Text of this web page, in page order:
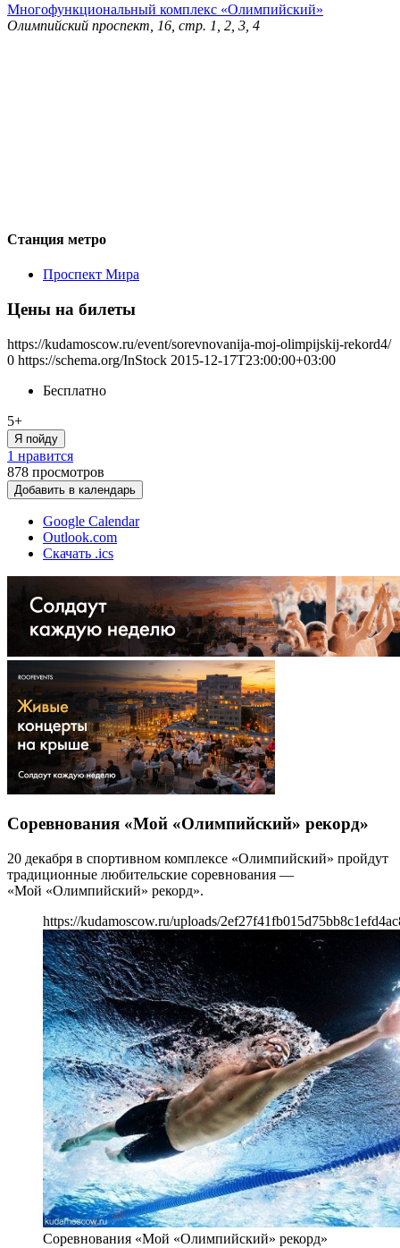
Многофункциональный комплекс «Олимпийский»
Олимпийский проспект, 16, стр. 1, 2, 3, 4
Станция метро
Проспект Мира
Цены на билеты
https://kudamoscow.ru/event/sorevnovanija-moj-olimpijskij-rekord4/
0 https://schema.org/InStock 2015-12-17T23:00:00+03:00
Бесплатно
5+
Я пойду
1 нравится
878 просмотров
Добавить в календарь
Google Calendar
Outlook.com
Скачать .ics
Соревнования «Мой «Олимпийский» рекорд»
20 декабря в спортивном комплексе «Олимпийский» пройдут
традиционные любительские соревнования —
«Мой «Олимпийский» рекорд».
https://kudamoscow.ru/uploads/
Соревнования «Мой «Олимпийский» рекорд»